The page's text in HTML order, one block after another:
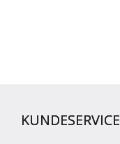
KUNDESERVICE